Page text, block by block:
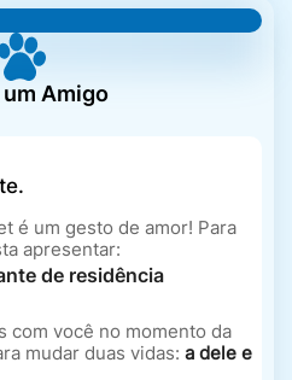
Amigo
é um gesto de amor! Para
apresentar:
de residência
com você no momento da
mudar duas vidas: a dele e